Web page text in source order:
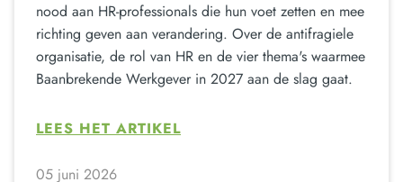
nood aan HR-professionals die hun voet zetten en mee
richting geven aan verandering. Over de antifragiele
organisatie, de rol van HR en de vier thema's waarmee
Baanbrekende Werkgever in 2027 aan de slag gaat.
LEES HET ARTIKEL
05 juni 2026